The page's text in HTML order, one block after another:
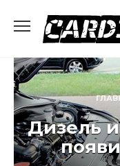
содержанию
Дизель